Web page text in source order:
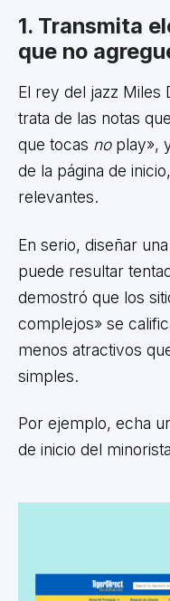
1. Transmita
que no
El rey del jazz Miles
trata de las notas
que tocas no play»,
de la página de
relevantes.
En serio, diseñar
puede resultar
demostró que los
complejos» se
menos atractivos
simples.
Por ejemplo, echa
de inicio del